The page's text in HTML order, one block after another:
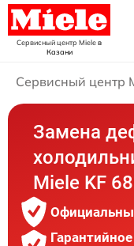
Сервисный центр Mieleв
Казани
Сервисный центр
Замена
Miele KF